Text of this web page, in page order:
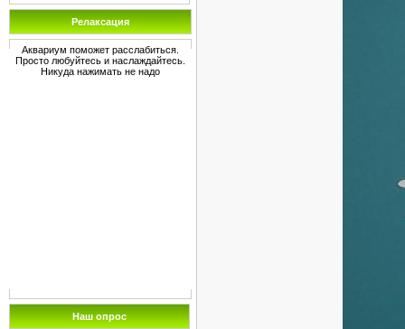
Релаксация
Аквариум поможет расслабиться.
Просто любуйтесь и наслаждайтесь.
Никуда нажимать не надо
Наш опрос